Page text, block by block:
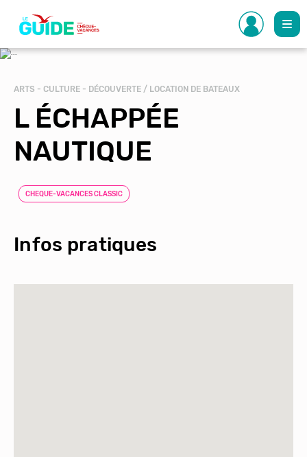
contenu
principal
ARTS - CULTURE - DÉCOUVERTE / LOCATION DE BATEAUX
L ÉCHAPPÉE
NAUTIQUE
CHEQUE-VACANCES CLASSIC
Infos pratiques